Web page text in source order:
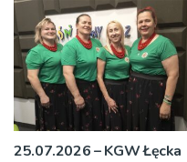
25.07.2026 – KGW Łęcka